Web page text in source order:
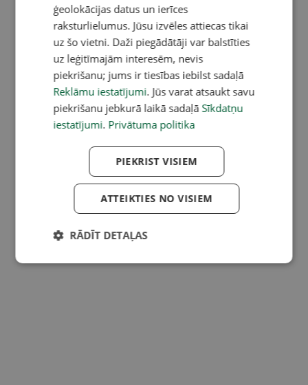
ģeolokācijas datus un ierīces
raksturlielumus. Jūsu izvēles attiecas tikai
uz šo vietni. Daži piegādātāji var balstīties
uz leģitīmajām interesēm, nevis
piekrišanu; jums ir tiesības iebilst sadaļā
Reklāmu iestatījumi. Jūs varat atsaukt savu
piekrišanu jebkurā laikā sadaļā Sīkdatņu
iestatījumi. Privātuma politika
PIEKRIST VISIEM
ATTEIKTIES NO VISIEM
RĀDĪT DETAĻAS